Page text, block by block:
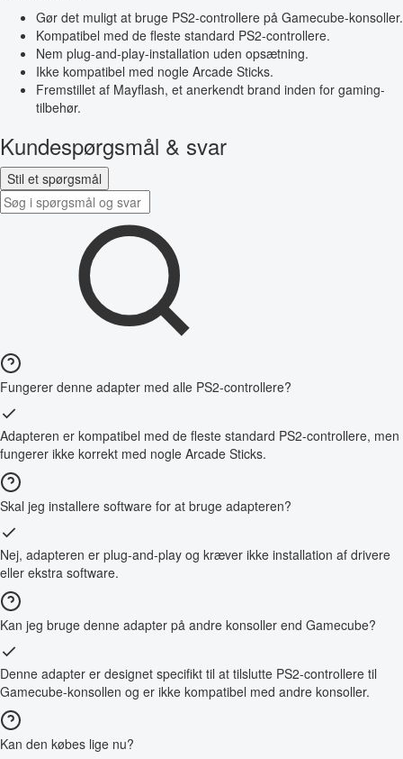
Gør det muligt at bruge PS2-controllere på Gamecube-konsoller.
Kompatibel med de fleste standard PS2-controllere.
Nem plug-and-play-installation uden opsætning.
Ikke kompatibel med nogle Arcade Sticks.
Fremstillet af Mayflash, et anerkendt brand inden for gaming-
tilbehør.
Kundespørgsmål & svar
Stil et spørgsmål
Fungerer denne adapter med alle PS2-controllere?
Adapteren er kompatibel med de fleste standard PS2-controllere, men
fungerer ikke korrekt med nogle Arcade Sticks.
Skal jeg installere software for at bruge adapteren?
Nej, adapteren er plug-and-play og kræver ikke installation af drivere
eller ekstra software.
Kan jeg bruge denne adapter på andre konsoller end Gamecube?
Denne adapter er designet specifikt til at tilslutte PS2-controllere til
Gamecube-konsollen og er ikke kompatibel med andre konsoller.
Kan den købes lige nu?